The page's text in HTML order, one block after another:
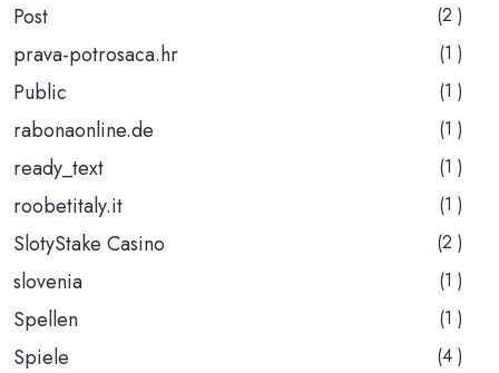
Post (2 )
prava-potrosaca.hr (1 )
Public (1 )
rabonaonline.de (1 )
ready_text (1 )
roobetitaly.it (1 )
SlotyStake Casino (2 )
slovenia (1 )
Spellen (1 )
Spiele (4 )